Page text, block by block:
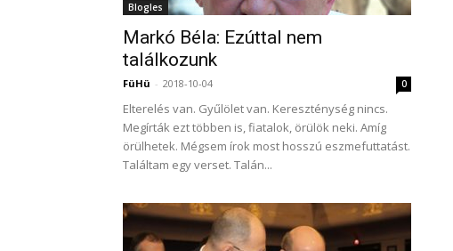
Blogles
Markó Béla: Ezúttal nem
találkozunk
FüHü - 2018-10-04 0
Elterelés van. Gyűlölet van. Kereszténység nincs.
Megírták ezt többen is, fiatalok, örülök neki. Amíg
örülhetek. Mégsem írok most hosszú eszmefuttatást.
Találtam egy verset. Talán...